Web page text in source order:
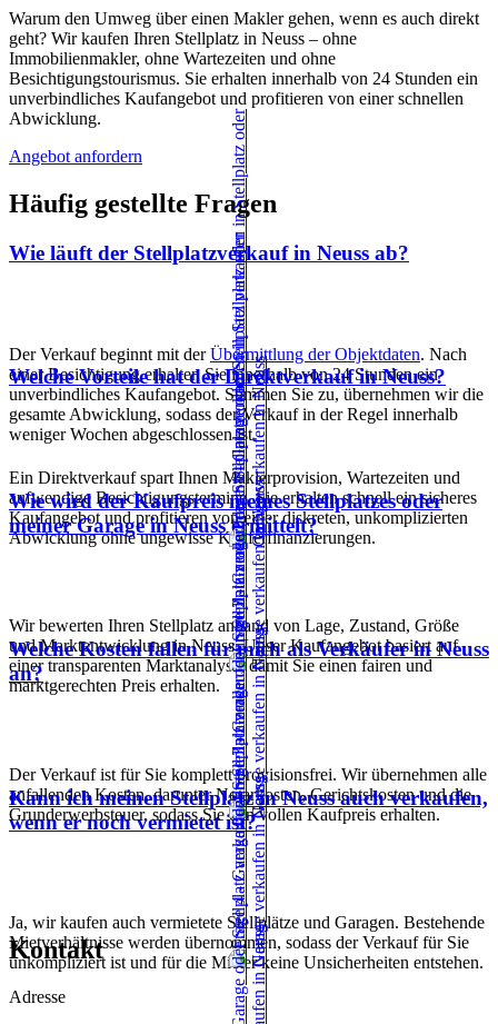
Warum den Umweg über einen Makler gehen, wenn es auch direkt
geht? Wir kaufen Ihren Stellplatz in Neuss – ohne
Immobilienmakler, ohne Wartezeiten und ohne
Besichtigungstourismus. Sie erhalten innerhalb von 24 Stunden ein
unverbindliches Kaufangebot und profitieren von einer schnellen
Abwicklung.
Angebot anfordern
Häufig gestellte Fragen
Wie läuft der Stellplatzverkauf in Neuss ab?
Der Verkauf beginnt mit derÜbermittlung der Objektdaten. Nach
einer Besichtigung erhalten Sie innerhalb von 24 Stunden ein
unverbindliches Kaufangebot. Stimmen Sie zu, übernehmen wir die
gesamte Abwicklung, sodass der Verkauf in der Regel innerhalb
weniger Wochen abgeschlossen ist.
Welche Vorteile hat der Direktverkauf in Neuss?
Ein Direktverkauf spart Ihnen Maklerprovision, Wartezeiten und
aufwendige Besichtigungstermine. Sie erhalten schnell ein sicheres
Kaufangebot und profitieren von einer diskreten, unkomplizierten
Abwicklung ohne ungewisse Käuferfinanzierungen.
Wie wird der Kaufpreis meines Stellplatzes oder
meiner Garage in Neuss ermittelt?
Wir bewerten Ihren Stellplatz anhand von Lage, Zustand, Größe
und Marktentwicklung in Neuss. Unser Kaufangebot basiert auf
einer transparenten Marktanalyse, damit Sie einen fairen und
marktgerechten Preis erhalten.
Welche Kosten fallen für mich als Verkäufer in Neuss
an?
Der Verkauf ist für Sie komplett provisionsfrei. Wir übernehmen alle
anfallenden Kosten, darunter Notarkosten, Gerichtskosten und die
Grunderwerbsteuer, sodass Sie den vollen Kaufpreis erhalten.
Kann ich meinen Stellplatz in Neuss auch verkaufen,
wenn er noch vermietet ist?
Ja, wir kaufen auch vermietete Stellplätze und Garagen. Bestehende
Mietverhältnisse werden übernommen, sodass der Verkauf für Sie
unkompliziert ist und für die Mieter keine Unsicherheiten entstehen.
Kontakt
Adresse